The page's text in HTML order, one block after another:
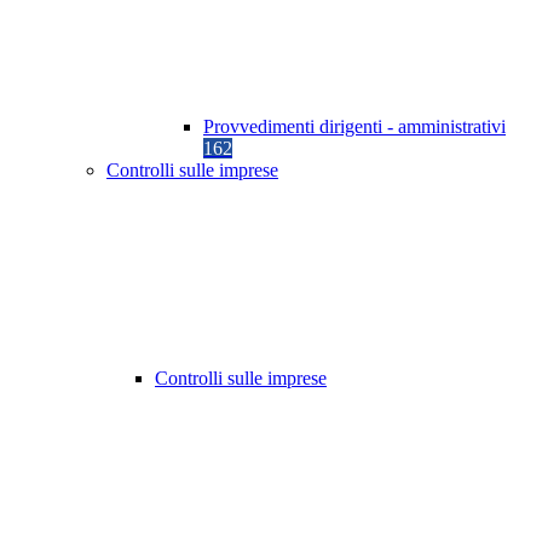
Provvedimenti dirigenti - amministrativi
162
Controlli sulle imprese
Controlli sulle imprese